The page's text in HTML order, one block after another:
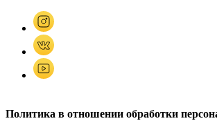
Политика в отношении обработки